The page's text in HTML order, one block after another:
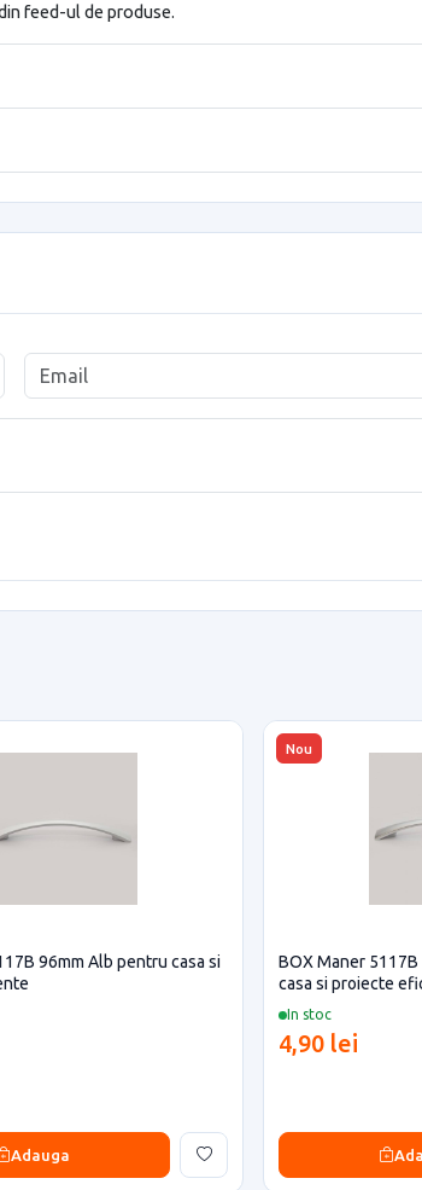
feed-ul de produse.
96mm Alb pentru casa si
Adauga
Nou
In stoc
BOX Maner
casa si proiecte
4,90 lei